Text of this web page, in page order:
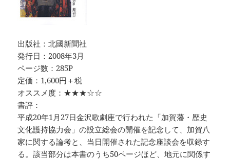
出版社：北國新聞社
発行日：2008年3月
ページ数：285P
定価：1,600円＋税
オススメ度：★★★☆☆
書評：
平成20年1月27日金沢歌劇座で行われた「加賀藩・歴史
文化護持協力会」の設立総会の開催を記念して、加賀八
家に関する論考と、当日開催された記念座談会を収録す
る。該当部分は本書のうち50ページほど、地元に関係す